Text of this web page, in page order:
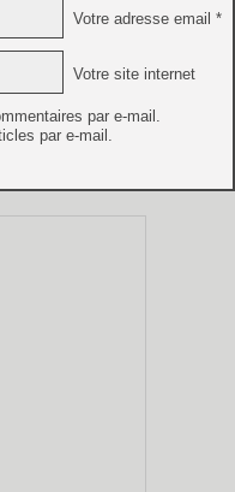
Votre adresse email *
Votre site internet
par e-mail.
par e-mail.